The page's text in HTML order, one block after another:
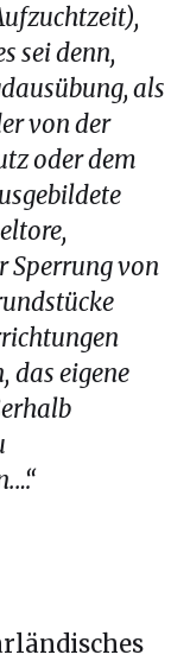
sei denn,
als
von der
oder dem
Sperrung von
das eigene
…“